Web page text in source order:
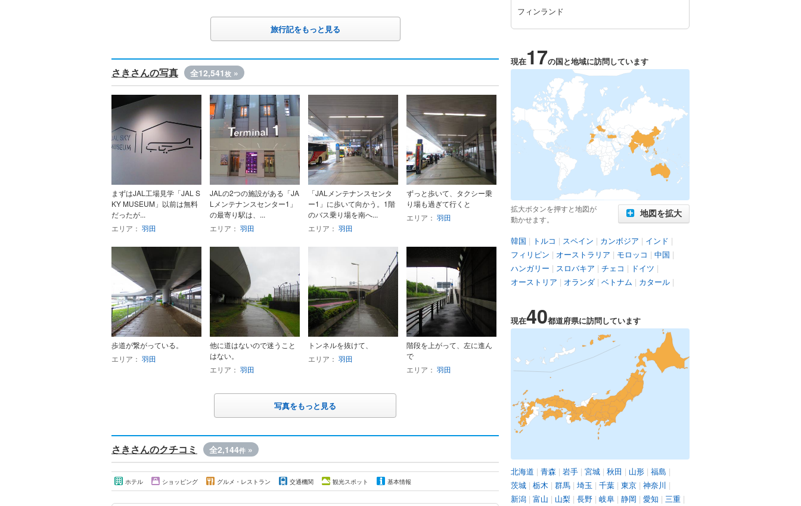
旅行記をもっと見る
さきさんの写真 全12,541枚 »
まずはJAL工場見学「JAL S
KY MUSEUM」以前は無料
だったが...
エリア： 羽田
JALの2つの施設がある「JA
Lメンテナンスセンター1」
の最寄り駅は、...
エリア： 羽田
「JALメンテナンスセンタ
ー1」に歩いて向かう。1階
のバス乗り場を南へ...
エリア： 羽田
ずっと歩いて、タクシー乗
り場も過ぎて行くと
エリア： 羽田
歩道が繋がっている。
エリア： 羽田
他に道はないので迷うこと
はない。
エリア： 羽田
トンネルを抜けて、
エリア： 羽田
階段を上がって、左に進ん
で
エリア： 羽田
写真をもっと見る
さきさんのクチコミ 全2,144件 »
ホテル ショッピング グルメ・レストラン 交通機関 観光スポット 基本情報
フィンランド
現在17の国と地域に訪問しています
拡大ボタンを押すと地図が
動かせます。
地図を拡大
韓国 | トルコ | スペイン | カンボジア | インド |
フィリピン | オーストラリア | モロッコ | 中国 |
ハンガリー | スロバキア | チェコ | ドイツ |
オーストリア | オランダ | ベトナム | カタール |
現在40都道府県に訪問しています
北海道 | 青森 | 岩手 | 宮城 | 秋田 | 山形 | 福島 |
茨城 | 栃木 | 群馬 | 埼玉 | 千葉 | 東京 | 神奈川 |
新潟 | 富山 | 山梨 | 長野 | 岐阜 | 静岡 | 愛知 | 三重 |